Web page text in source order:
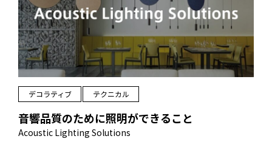
デコラティブ テクニカル
音響品質のために照明ができること
Acoustic Lighting Solutions